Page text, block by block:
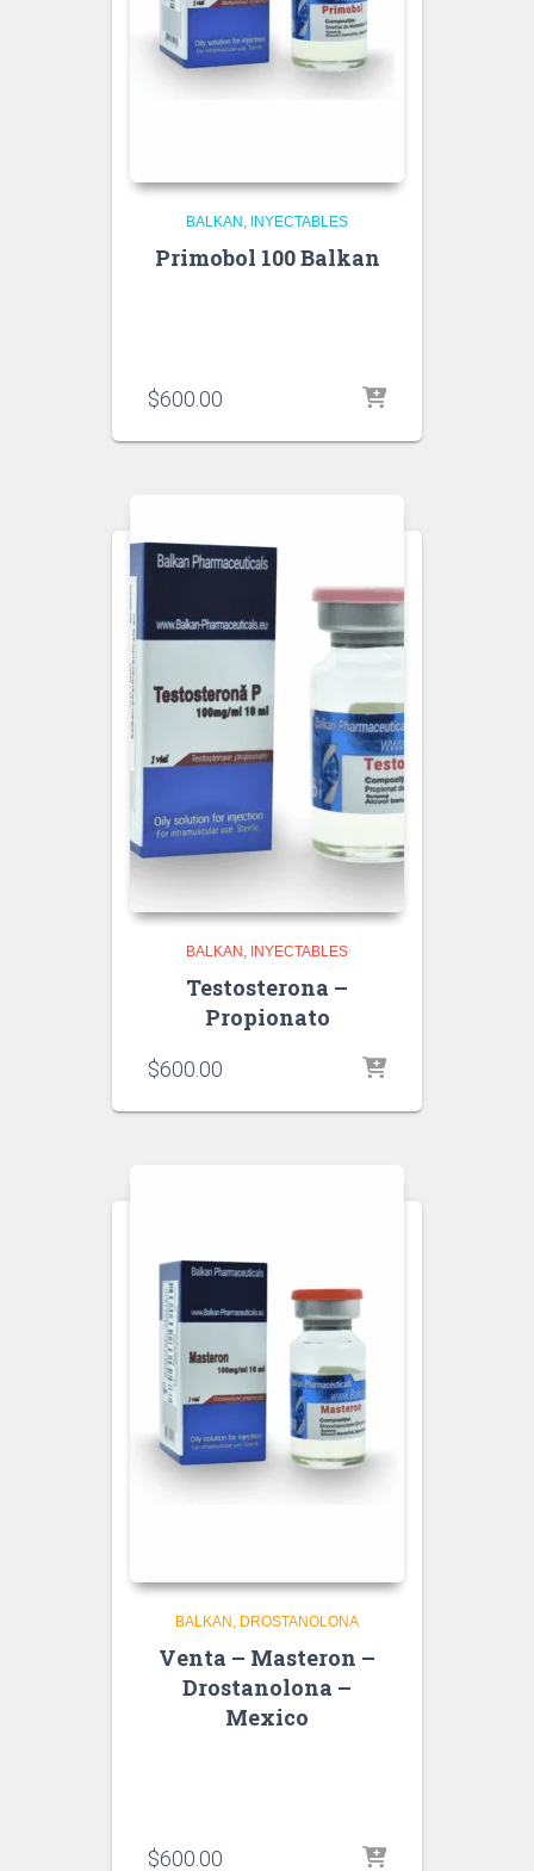
BALKAN INYECTABLES
Primobol 100 Balkan
$600.00
BALKAN INYECTABLES
Testosterona –
Propionato
$600.00
BALKAN DROSTANOLONA
Venta – Masteron –
Drostanolona –
Mexico
$600.00